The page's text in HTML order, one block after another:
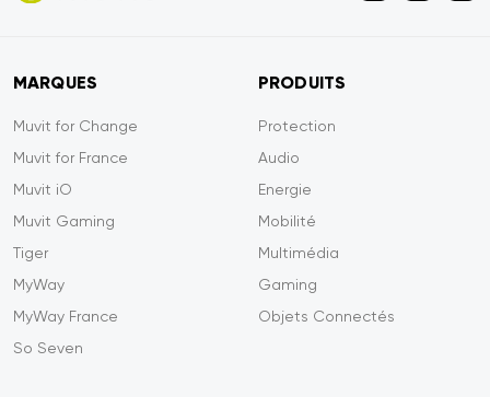
MARQUES
Muvit for Change
Muvit for France
Muvit iO
Muvit Gaming
Tiger
MyWay
MyWay France
So Seven
PRODUITS
Protection
Audio
Energie
Mobilité
Multimédia
Gaming
Objets Connectés